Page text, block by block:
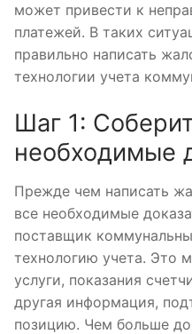
может привести к
платежей. В таких
правильно написать
технологии учета
Шаг 1:
необходимые
Прежде чем написать
все необходимые
поставщик
технологию учета. Это
услуги, показания
другая информация,
позицию. Чем больше